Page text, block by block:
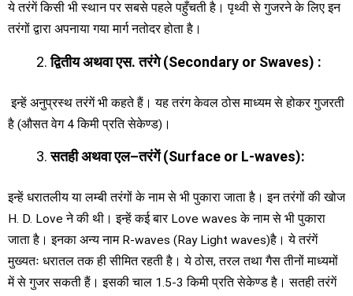
ये तरंगें किसी भी स्थान पर सबसे पहले पहुँचती है। पृथ्वी से गुजरने के लिए इन
तरंगों द्वारा अपनाया गया मार्ग नतोदर होता है।
द्वितीय अथवा एस.तरंगे(Secondary or Swaves) :
इन्हें अनुप्रस्थ तरंगें भी कहते हैं। यह तरंग केवल ठोस माध्यम से होकर गुजरती
है (औसत वेग 4 किमी प्रति सेकेण्ड)।
सतही अथवा एल–तरंगें(Surface or L-waves):
इन्हें धरातलीय या लम्बी तरंगों के नाम से भी पुकारा जाता है। इन तरंगों की खोज
H. D. Love ने की थी। इन्हें कई बार Love waves के नाम से भी पुकारा
जाता है। इनका अन्य नाम R-waves (Ray Light waves)है। ये तरंगें
मुख्यतः धरातल तक ही सीमित रहती है। ये ठोस, तरल तथा गैस तीनों माध्यमों
में से गुजर सकती हैं। इसकी चाल 1.5-3 किमी प्रति सेकेण्ड है। सतही तरंगें